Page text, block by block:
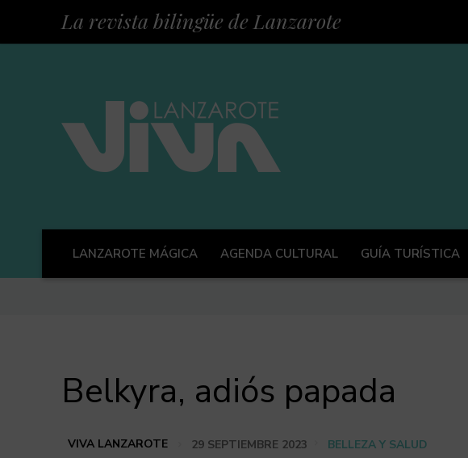
La revista bilingüe de Lanzarote
LANZAROTE MÁGICA AGENDA CULTURAL GUÍA TURÍSTICA
Belkyra, adiós papada
VIVA LANZAROTE 29 SEPTIEMBRE 2023 BELLEZA Y SALUD